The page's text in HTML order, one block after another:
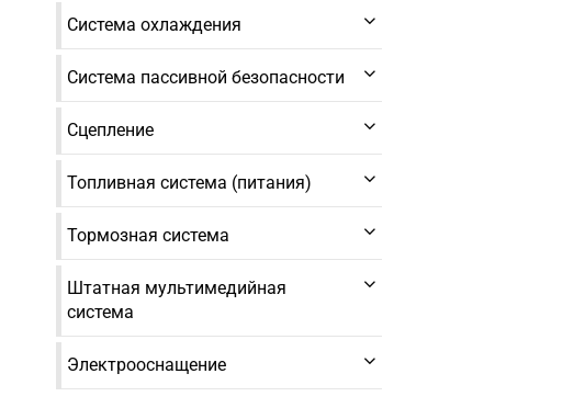
Система охлаждения
Система пассивной безопасности
Сцепление
Топливная система (питания)
Тормозная система
Штатная мультимедийная
система
Электрооснащение